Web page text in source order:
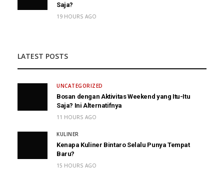
Saja?
19 HOURS AGO
LATEST POSTS
UNCATEGORIZED
Bosan dengan Aktivitas Weekend yang Itu-Itu
Saja? Ini Alternatifnya
11 HOURS AGO
KULINER
Kenapa Kuliner Bintaro Selalu Punya Tempat
Baru?
15 HOURS AGO